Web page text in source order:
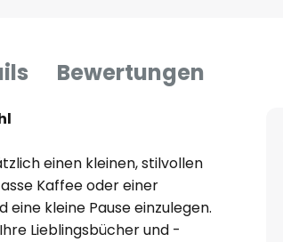
Bewertungen
einen kleinen, stilvollen
Kaffee oder einer
kleine Pause einzulegen.
Lieblingsbücher und -